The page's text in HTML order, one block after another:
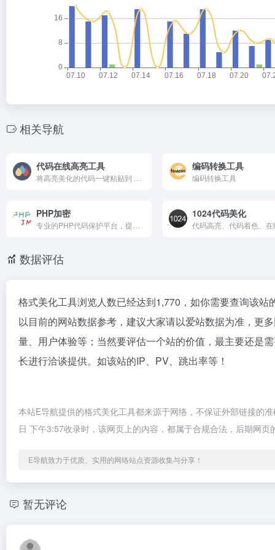
相关导航
代码在线高亮工具 编码转换工具
编码转换工具
PHP加密 1024代码美化
数据评估
格式美化工具浏览人数已经达到1,770，如你需要查询该站
以目前的网站数据参考，建议大家请以爱站数据为准，更
量、用户体验等；当然要评估一个站的价值，最主要还是
长进行洽谈提供。如该站的IP、PV、跳出率等！
本站E导航提供的格式美化工具都来源于网络，不保证外部链接的
日 下午3:57收录时，该网页上的内容，都属于合规合法，后期网
E导航致力于优质、实用的网络站点资源收集与分享！
暂无评论